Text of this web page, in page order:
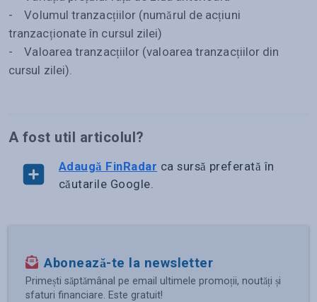
- Volumul tranzacțiilor (numărul de acțiuni
tranzacționate în cursul zilei)
- Valoarea tranzacțiilor (valoarea tranzacțiilor din
cursul zilei).
A fost util articolul?
Adaugă FinRadar ca sursă preferată în
căutarile Google.
Abonează-te la newsletter
Primești săptămânal pe email ultimele promoții, noutăți și
sfaturi financiare. Este gratuit!